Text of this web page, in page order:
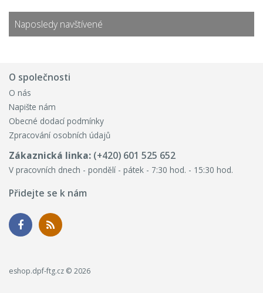
Naposledy navštívené
O společnosti
O nás
Napište nám
Obecné dodací podmínky
Zpracování osobních údajů
Zákaznická linka: (+420) 601 525 652
V pracovních dnech - pondělí - pátek - 7:30 hod. - 15:30 hod.
Přidejte se k nám
eshop.dpf-ftg.cz © 2026